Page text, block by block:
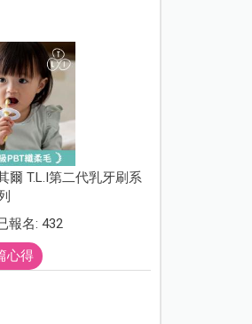
爾 T.L.I第二代乳牙刷系
報名: 432
心得